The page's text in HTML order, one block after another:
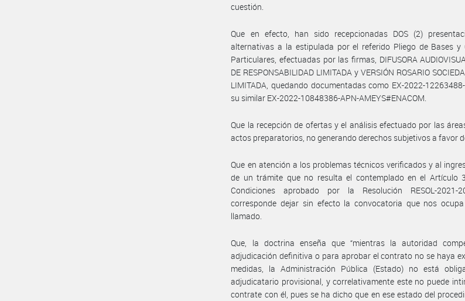
cuestión.
Que en efecto, han sido recepcionadas DOS (2)
alternativas a la estipulada por el referido Pliego de Bases y
Particulares, efectuadas por las firmas, DIFUSORA
DE RESPONSABILIDAD LIMITADA y VERSIÓN ROSARIO
LIMITADA, quedando documentadas como EX-2022-
su similar EX-2022-10848386-APN-AMEYS#ENACOM.
Que la recepción de ofertas y el análisis efectuado por las
actos preparatorios, no generando derechos subjetivos a favor
Que en atención a los problemas técnicos verificados y al
de un trámite que no resulta el contemplado en el Artículo
Condiciones aprobado por la Resolución RESOL-2021-
corresponde dejar sin efecto la convocatoria que nos
llamado.
Que, la doctrina enseña que “mientras la autoridad
adjudicación definitiva o para aprobar el contrato no se haya
medidas, la Administración Pública (Estado) no está
adjudicatario provisional, y correlativamente este no puede
contrate con él, pues se ha dicho que en ese estado del